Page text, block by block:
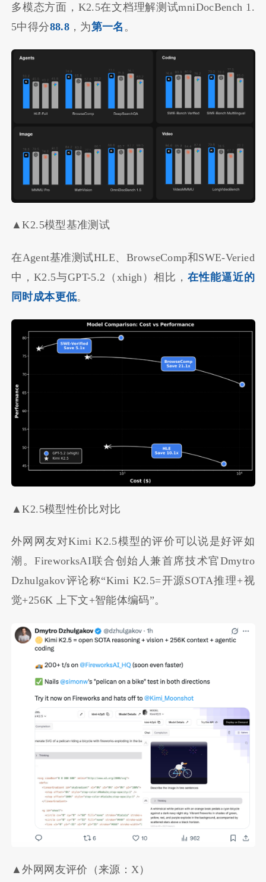
多模态方面，K2.5在文档理解测试mniDocBench 1.
5中得分88.8，为第一名 。
▲K2.5模型基准测试
在Agent基准测试HLE、BrowseComp和SWE-Veried
中，K2.5与GPT-5.2（xhigh）相比， 在性能逼近的
同时成本更低。
▲K2.5模型性价比对比
外网网友对Kimi K2.5模型的评价可以说是好评如
潮。FireworksAI联合创始人兼首席技术官Dmytro
Dzhulgakov评论称“Kimi K2.5=开源SOTA推理+视
觉+256K 上下文+智能体编码”。
▲外网网友评价（来源：X）